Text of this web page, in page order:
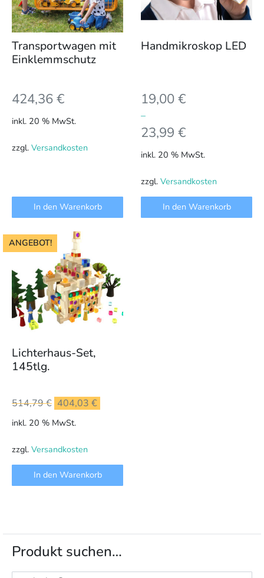
Transportwagen mit
Einklemmschutz
424,36€
inkl. 20 % MwSt.
zzgl. Versandkosten
In den Warenkorb
Handmikroskop LED
19,00€
–
23,99 €
inkl. 20 % MwSt.
zzgl. Versandkosten
In den Warenkorb
ANGEBOT!
Lichterhaus-Set,
145tlg.
514,79€ Ursprünglicher
Preis
514,79 €
404,03 €
inkl. 20 % MwSt.
zzgl. Versandkosten
In den Warenkorb
Produkt suchen…